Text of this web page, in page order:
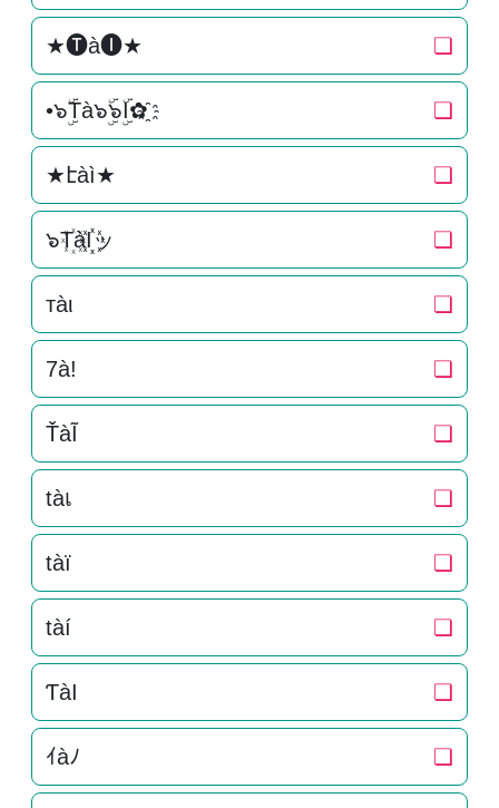
★🅣à🅘★ ❏
•๖ۣۜTà๖ۣۜ๖ۣۜI✿҈ ❏
★էàì★ ❏
๖T꙰àI꙰꙰ッ ❏
тàι ❏
7à! ❏
ŤàĨ ❏
tàเ ❏
tàï ❏
tàí ❏
ƬàI ❏
ｲàﾉ ❏